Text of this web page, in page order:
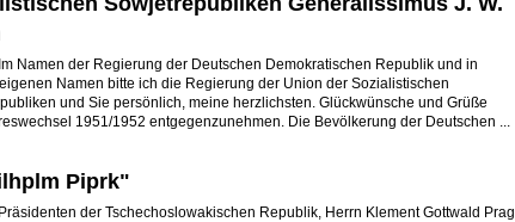
Namen der Regierung der Deutschen Demokratischen Republik und in
Namen bitte ich die Regierung der Union der Sozialistischen
und Sie persönlich, meine herzlichsten. Glückwünsche und Grüße
1951/1952 entgegenzunehmen. Die Bevölkerung der Deutschen ...
Piprk"
der Tschechoslowakischen Republik, Herrn Klement Gottwald Prag